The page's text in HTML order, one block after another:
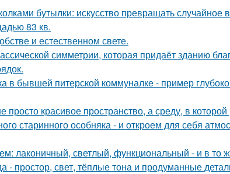
бутылки: искусство превращать случайное
83 кв.
и естественном свете.
симметрии, которая придаёт зданию
в бывшей питерской коммуналке - пример
красивое пространство, а среду, в которой
старинного особняка - и откроем для себя
лаконичный, светлый, функциональный - и в то
- простор, свет, тёплые тона и продуманные